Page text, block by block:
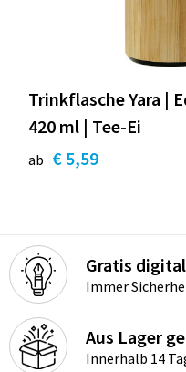
Trinkflasche Yara |
420 ml | Tee-Ei
ab € 5,59
Gratis
Immer
Aus Lager
Innerhalb 14